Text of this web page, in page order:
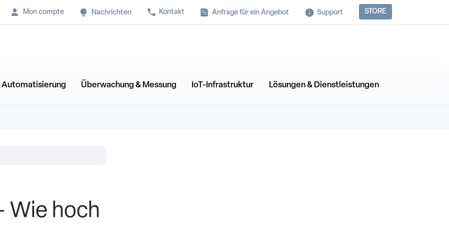
Mon compte Nachrichten Kontakt Anfrage für ein Angebot Support STORE
Automatisierung Überwachung & Messung IoT-Infrastruktur Lösungen & Dienstleistungen
Wie hoch